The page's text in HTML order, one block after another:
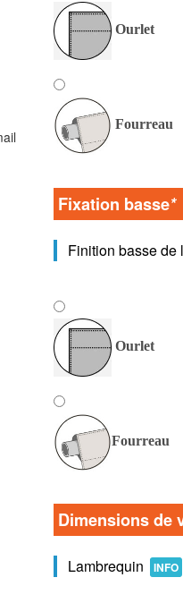
Ourlet
Fourreau
Fixation basse*
Finition basse de
Ourlet
Fourreau
Dimensions de
Lambrequin INFO